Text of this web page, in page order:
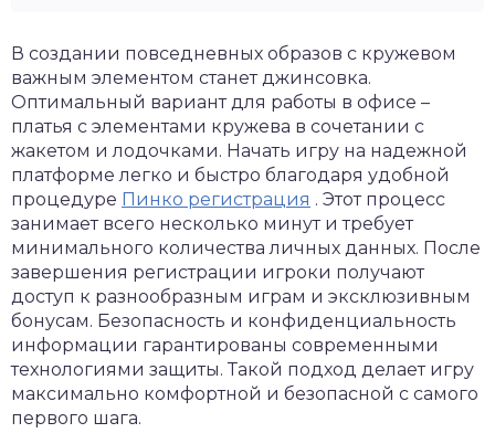
В создании повседневных образов с кружевом
важным элементом станет джинсовка.
Оптимальный вариант для работы в офисе –
платья с элементами кружева в сочетании с
жакетом и лодочками. Начать игру на надежной
платформе легко и быстро благодаря удобной
процедуре Пинко регистрация . Этот процесс
занимает всего несколько минут и требует
минимального количества личных данных. После
завершения регистрации игроки получают
доступ к разнообразным играм и эксклюзивным
бонусам. Безопасность и конфиденциальность
информации гарантированы современными
технологиями защиты. Такой подход делает игру
максимально комфортной и безопасной с самого
первого шага.